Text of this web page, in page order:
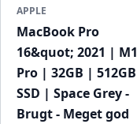
APPLE
MacBook Pro
16&quot; 2021 | M1
Pro | 32GB | 512GB
SSD | Space Grey -
Brugt - Meget god